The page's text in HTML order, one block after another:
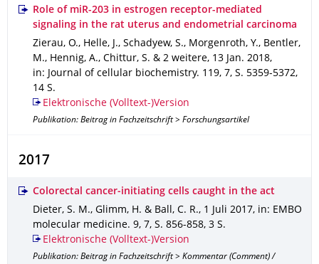
Role of miR-203 in estrogen receptor-mediated
signaling in the rat uterus and endometrial carcinoma
Zierau, O., Helle, J., Schadyew, S., Morgenroth, Y., Bentler,
M., Hennig, A., Chittur, S. & 2 weitere, 13 Jan. 2018,
in: Journal of cellular biochemistry. 119, 7, S. 5359-5372,
14 S.
Elektronische (Volltext-)Version
Publikation: Beitrag in Fachzeitschrift > Forschungsartikel
2017
Colorectal cancer‐initiating cells caught in the act
Dieter, S. M., Glimm, H. & Ball, C. R., 1 Juli 2017, in: EMBO
molecular medicine. 9, 7, S. 856-858, 3 S.
Elektronische (Volltext-)Version
Publikation: Beitrag in Fachzeitschrift > Kommentar (Comment) /